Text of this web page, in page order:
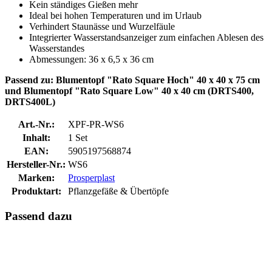
Kein ständiges Gießen mehr
Ideal bei hohen Temperaturen und im Urlaub
Verhindert Staunässe und Wurzelfäule
Integrierter Wasserstandsanzeiger zum einfachen Ablesen des
Wasserstandes
Abmessungen: 36 x 6,5 x 36 cm
Passend zu: Blumentopf "Rato Square Hoch" 40 x 40 x 75 cm
und Blumentopf "Rato Square Low" 40 x 40 cm (DRTS400,
DRTS400L)
Art.-Nr.:
XPF-PR-WS6
Inhalt:
1 Set
EAN:
5905197568874
Hersteller-Nr.: WS6
Marken:
Prosperplast
Produktart:
Pflanzgefäße & Übertöpfe
Passend dazu